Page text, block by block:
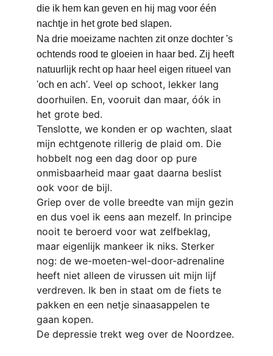
die ik hem kan geven en hij mag voor één
nachtje in het grote bed slapen.
Na drie moeizame nachten zit onze dochter 's
ochtends rood te gloeien in haar bed. Zij heeft
natuurlijk recht op haar heel eigen ritueel van
'och en ach'. Veel op schoot, lekker lang
doorhuilen. En, vooruit dan maar, óók in
het grote bed.
Tenslotte, we konden er op wachten, slaat
mijn echtgenote rillerig de plaid om. Die
hobbelt nog een dag door op pure
onmisbaarheid maar gaat daarna beslist
ook voor de bijl.
Griep over de volle breedte van mijn gezin
en dus voel ik eens aan mezelf. In principe
nooit te beroerd voor wat zelfbeklag,
maar eigenlijk mankeer ik niks. Sterker
nog: de we-moeten-wel-door-adrenaline
heeft niet alleen de virussen uit mijn lijf
verdreven. Ik ben in staat om de fiets te
pakken en een netje sinaasappelen te
gaan kopen.
De depressie trekt weg over de Noordzee.